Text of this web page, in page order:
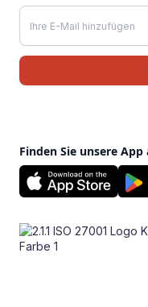
Finden Sie unsere App